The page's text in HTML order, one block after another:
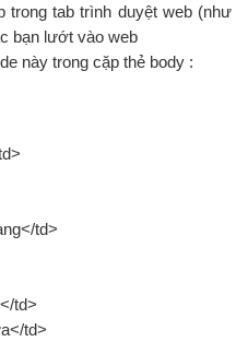
trong tab trình duyệt web (như
bạn lướt vào web
này trong cặp thẻ body :
td>
td>
td>